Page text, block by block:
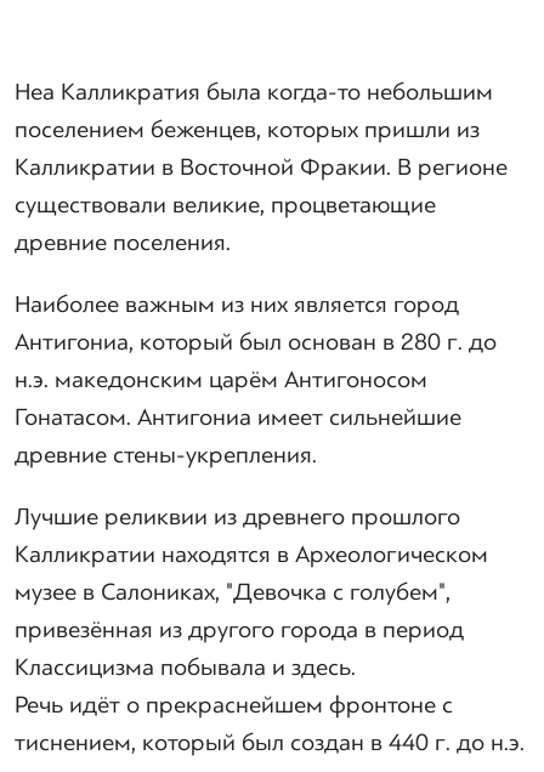
Неа Калликратия была когда-то небольшим
поселением беженцев, которых пришли из
Калликратии в Восточной Фракии. В регионе
существовали великие, процветающие
древние поселения.
Наиболее важным из них является город
Антигониа, который был основан в 280 г. до
н.э. македонским царём Антигоносом
Гонатасом. Антигониа имеет сильнейшие
древние стены-укрепления.
Лучшие реликвии из древнего прошлого
Калликратии находятся в Археологическом
музее в Салониках, "Девочка с голубем",
привезённая из другого города в период
Классицизма побывала и здесь.
Речь идёт о прекраснейшем фронтоне с
тиснением, который был создан в 440 г. до н.э.